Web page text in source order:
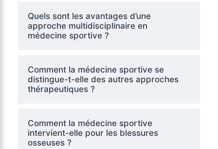
Quels sont les avantages d’une
approche multidisciplinaire en
médecine sportive ?
Comment la médecine sportive se
distingue-t-elle des autres approches
thérapeutiques ?
Comment la médecine sportive
intervient-elle pour les blessures
osseuses ?